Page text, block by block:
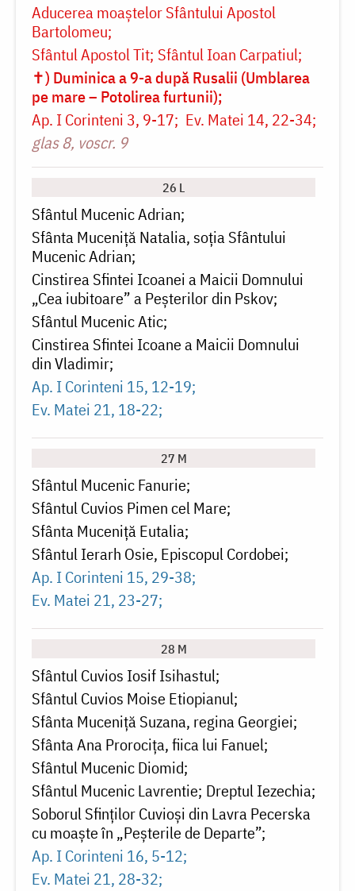
Aducerea moaștelor Sfântului Apostol
Bartolomeu
Sfântul Apostol Tit Sfântul Ioan Carpatiul
✝) Duminica a 9-a după Rusalii (Umblarea
pe mare – Potolirea furtunii)
Ap. I Corinteni 3, 9-17 Ev. Matei 14, 22-34
glas 8, voscr. 9
26 L
Sfântul Mucenic Adrian
Sfânta Muceniță Natalia, soția Sfântului
Mucenic Adrian
Cinstirea Sfintei Icoanei a Maicii Domnului
„Cea iubitoare” a Peșterilor din Pskov
Sfântul Mucenic Atic
Cinstirea Sfintei Icoane a Maicii Domnului
din Vladimir
Ap. I Corinteni 15, 12-19
Ev. Matei 21, 18-22
27 M
Sfântul Mucenic Fanurie
Sfântul Cuvios Pimen cel Mare
Sfânta Muceniță Eutalia
Sfântul Ierarh Osie, Episcopul Cordobei
Ap. I Corinteni 15, 29-38
Ev. Matei 21, 23-27
28 M
Sfântul Cuvios Iosif Isihastul
Sfântul Cuvios Moise Etiopianul
Sfânta Muceniță Suzana, regina Georgiei
Sfânta Ana Prorocița, fiica lui Fanuel
Sfântul Mucenic Diomid
Sfântul Mucenic Lavrentie Dreptul Iezechia
Soborul Sfinților Cuvioși din Lavra Pecerska
cu moaște în „Peșterile de Departe”
Ap. I Corinteni 16, 5-12
Ev. Matei 21, 28-32